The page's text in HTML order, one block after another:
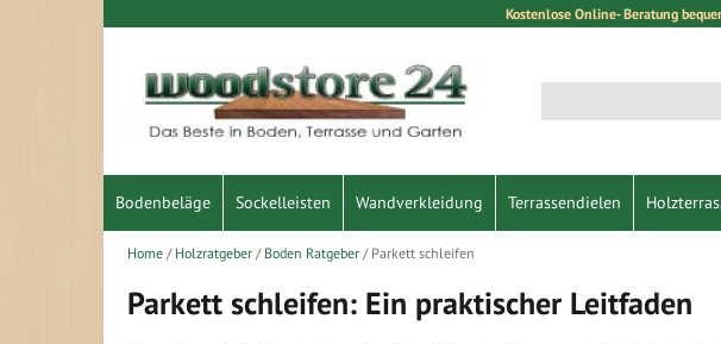
Kostenlose Online- Beratung
Inhalt
Suche
Bodenbeläge Sockelleisten Wandverkleidung Terrassendielen
Home Holzratgeber Boden Ratgeber Parkett schleifen
Parkett schleifen: Ein praktischer Leitfaden